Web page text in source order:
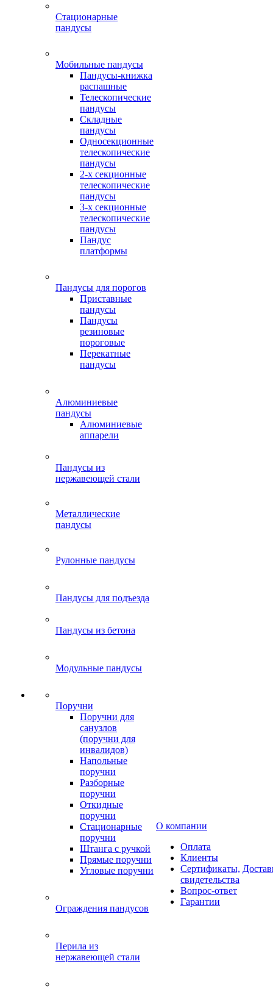
Стационарные
пандусы
Мобильные пандусы
Пандусы-книжка
распашные
Телескопические
пандусы
Складные
пандусы
Односекционные
телескопические
пандусы
2-х секционные
телескопические
пандусы
3-х секционные
телескопические
пандусы
Пандус
платформы
Пандусы для порогов
Приставные
пандусы
Пандусы
резиновые
пороговые
Перекатные
пандусы
Алюминиевые
пандусы
Алюминиевые
аппарели
Пандусы из
нержавеющей стали
Металлические
пандусы
Рулонные пандусы
Пандусы для подъезда
Пандусы из бетона
Модульные пандусы
Поручни
Поручни для
санузлов
(поручни для
инвалидов)
Напольные
поручни
Разборные
поручни
Откидные
поручни
Стационарные
поручни
Штанга с ручкой
Прямые поручни
Угловые поручни
Ограждения пандусов
Перила из
нержавеющей стали
О компании
Оплата
Клиенты
Сертификаты,
свидетельства
Вопрос-ответ
Гарантии